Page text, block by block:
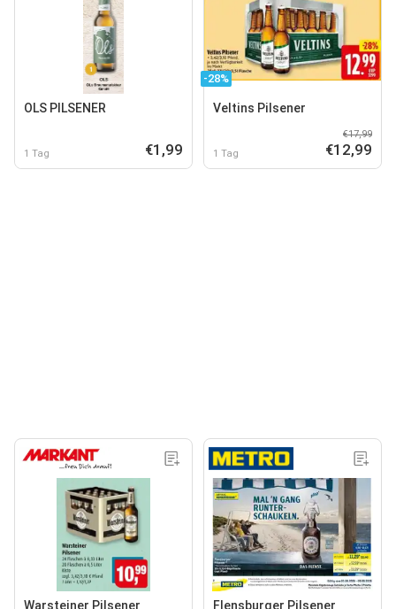
OLS PILSENER
1 Tag €1,99
-28%
Veltins Pilsener
1 Tag
€17,99
€12,99
Warsteiner Pilsener Flensburger Pilsener